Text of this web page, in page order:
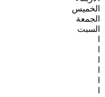
الخميس
الجمعة
السبت
ا
ا
ا
ا
ا
ا